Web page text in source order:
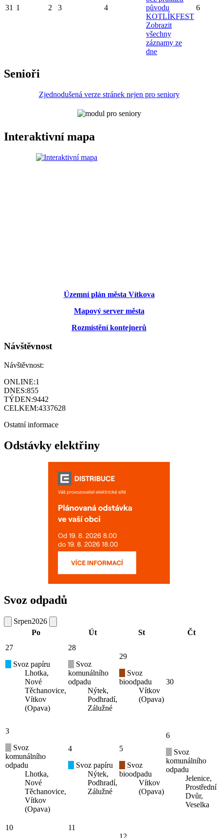
31 1 2 3 4
původu
KOTLÍKFEST
Zobrazit
všechny
záznamy ze
dne
6
Senioři
Zjednodušená verze stránek nejen pro seniory
Interaktivní mapa
Územní plán města Vítkova
Mapový server města
Rozmístění kontejnerů
Návštěvnost
Návštěvnost:
ONLINE:1
DNES:855
TÝDEN:9442
CELKEM:4337628
Ostatní informace
Odstávky elektřiny
Svoz odpadů
Srpen2026
Po
Út St
Čt
27
Svoz papíru
Lhotka,
Nové
Těchanovice,
Vítkov
(Opava)
28
Svoz
komunálního
odpadu
Nýtek,
Podhradí,
Zálužné
29
Svoz
bioodpadu
Vítkov
(Opava)
30
3
Svoz
komunálního
odpadu
Lhotka,
Nové
Těchanovice,
Vítkov
(Opava)
4
Svoz papíru
Nýtek,
Podhradí,
Zálužné
5
Svoz
bioodpadu
Vítkov
(Opava)
6
Svoz
komunálního
odpadu
Jelenice,
Prostřední
Dvůr,
Veselka
10
11
12